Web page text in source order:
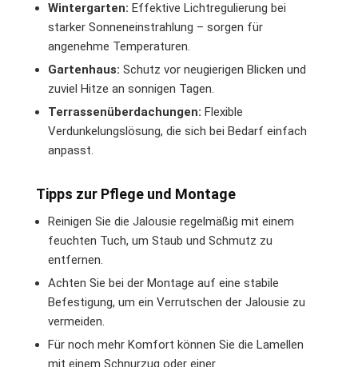
Wintergarten: Effektive Lichtregulierung bei
starker Sonneneinstrahlung – sorgen für
angenehme Temperaturen.
Gartenhaus: Schutz vor neugierigen Blicken und
zuviel Hitze an sonnigen Tagen.
Terrassenüberdachungen: Flexible
Verdunkelungslösung, die sich bei Bedarf einfach
anpasst.
Tipps zur Pflege und Montage
Reinigen Sie die Jalousie regelmäßig mit einem
feuchten Tuch, um Staub und Schmutz zu
entfernen.
Achten Sie bei der Montage auf eine stabile
Befestigung, um ein Verrutschen der Jalousie zu
vermeiden.
Für noch mehr Komfort können Sie die Lamellen
mit einem Schnurzug oder einer